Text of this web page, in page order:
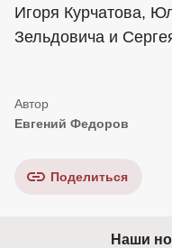
Игоря Курчатова,
Зельдовича и
Евгений Федоров
Поделиться
Наши